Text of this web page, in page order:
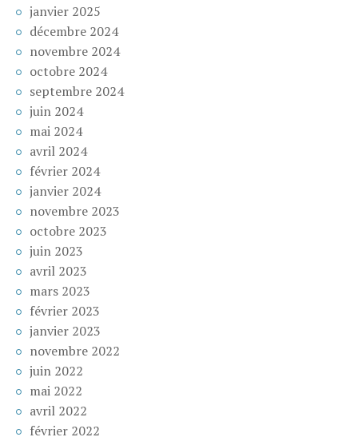
janvier 2025
décembre 2024
novembre 2024
octobre 2024
septembre 2024
juin 2024
mai 2024
avril 2024
février 2024
janvier 2024
novembre 2023
octobre 2023
juin 2023
avril 2023
mars 2023
février 2023
janvier 2023
novembre 2022
juin 2022
mai 2022
avril 2022
février 2022